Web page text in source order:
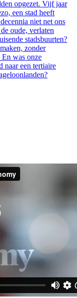
opgezet. Vijf jaar
een stad heeft
niet net ons
oude, verlaten
stadsbuurten?
zonder
was onze
naar een tertiaire